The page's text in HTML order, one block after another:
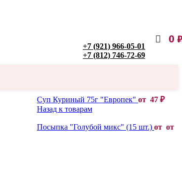
+7 (921) 966-05-01
+7 (812) 746-72-69
0
Суп Куриный 75г "Европек" от 47 ₽
Назад к товарам
Посыпка "Голубой микс" (15 шт.) от от